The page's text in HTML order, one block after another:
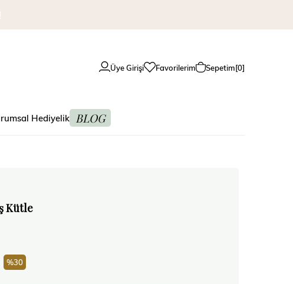
Üye Girişi Favorilerim Sepetim 0
Hediyelik BLOG
Kütle
30